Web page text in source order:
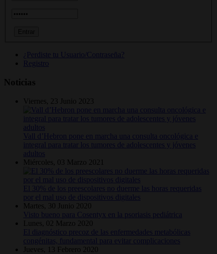
¿Perdiste tu Usuario/Contraseña?
Registro
Noticias
Viernes, 23 Junio 2023
Vall d’Hebron pone en marcha una consulta oncológica e
integral para tratar los tumores de adolescentes y jóvenes
adultos
Miércoles, 03 Marzo 2021
El 30% de los preescolares no duerme las horas requeridas
por el mal uso de dispositivos digitales
Martes, 30 Junio 2020
Visto bueno para Cosentyx en la psoriasis pediátrica
Lunes, 02 Marzo 2020
El diagnóstico precoz de las enfermedades metabólicas
congénitas, fundamental para evitar complicaciones
Jueves, 13 Febrero 2020